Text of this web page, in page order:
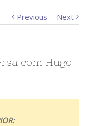
Previous Next
com Hugo